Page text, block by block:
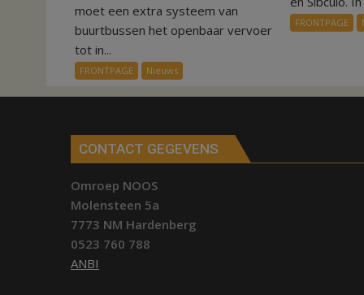
ov-
systeem
verbindt
alle
kernen
Hardenberg
moet een extra systeem van
buurtbussen het openbaar vervoer
tot in...
FRONTPAGE Nieuws
FRONTPAGE
CONTACT GEGEVENS
Omroep NOOS
Molensteen 5a
7773 NM Hardenberg
0523 760 788
ANBI